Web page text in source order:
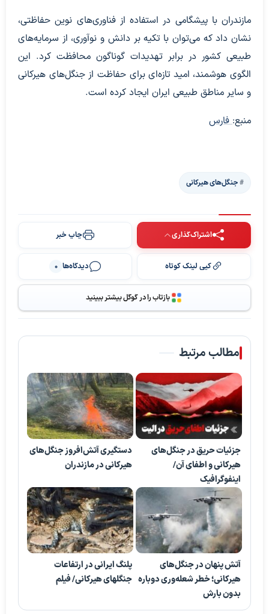
مازندران با پیشگامی در استفاده از فناوری‌های نوین حفاظتی،
نشان داد که می‌توان با تکیه بر دانش و نوآوری، از سرمایه‌های
طبیعی کشور در برابر تهدیدات گوناگون محافظت کرد. این
الگوی هوشمند، امید تازه‌ای برای حفاظت از جنگل‌های هیرکانی
و سایر مناطق طبیعی ایران ایجاد کرده است.
منبع:فارس
جنگل‌های هیرکانی
اشتراک‌گذاری چاپ خبر
کپی لینک کوتاه دیدگاه‌ها 0
بازتاب را در گوگل بیشتر ببینید
مطالب مرتبط
جزئیات حریق در جنگل‌های
هیرکانی و اطفای آن/
اینفوگرافیک
دستگیری آتش‌افروز جنگل‌های
هیرکانی در مازندران
آتش پنهان در جنگل‌های
هیرکانی؛ خطر شعله‌وری دوباره
بدون بارش
پلنگ ایرانی در ارتفاعات
جنگلهای هیرکانی/ فیلم